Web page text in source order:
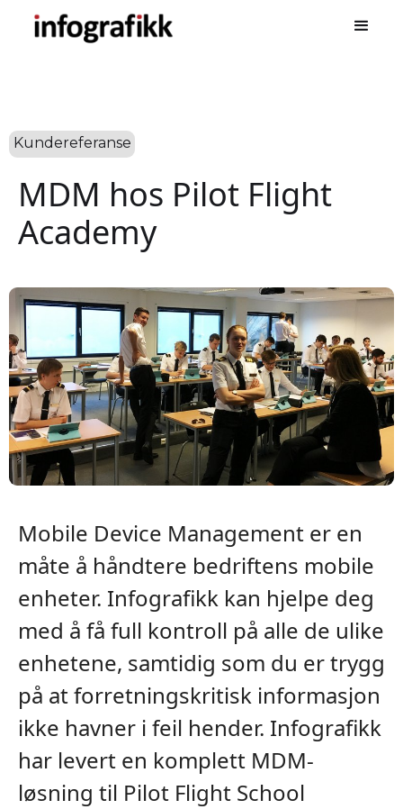
Kundereferanse
MDM hos Pilot Flight
Academy
Mobile Device Management er en
måte å håndtere bedriftens mobile
enheter. Infografikk kan hjelpe deg
med å få full kontroll på alle de ulike
enhetene, samtidig som du er trygg
på at forretningskritisk informasjon
ikke havner i feil hender. Infografikk
har levert en komplett MDM-
løsning til Pilot Flight School